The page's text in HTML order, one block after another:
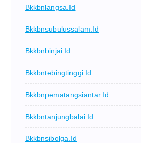
Bkkbnlangsa.id
Bkkbnsubulussalam.id
Bkkbnbinjai.id
Bkkbntebingtinggi.id
Bkkbnpematangsiantar.id
Bkkbntanjungbalai.id
Bkkbnsibolga.id